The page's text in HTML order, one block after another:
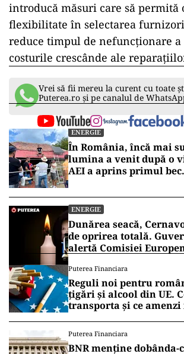
introducă măsuri care să permită
flexibilitate în selectarea
reduce timpul de nefuncționare
costurile crescânde ale
Vrei să fii mereu la curent cu toate
Puterea.ro și pe canalul de
ENERGIE
În România, încă mai
lumina a venit după o
AEI a aprins primul
ENERGIE
Dunărea seacă,
de oprirea totală.
alertă Comisiei
Puterea Financiara
Reguli noi pentru
țigări și alcool din UE.
transporta și ce amenzi
Puterea Financiara
BNR menține dobânda-